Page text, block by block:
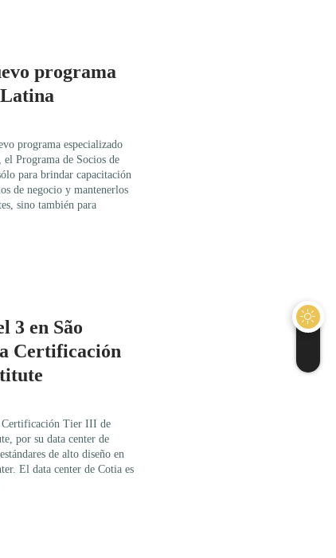
programa
programa especializado
Programa de Socios de
para brindar capacitación
de negocio y mantenerlos
sino también para
3 en São
Certificación
Tier III de
por su data center de
de alto diseño en
El data center de Cotia es